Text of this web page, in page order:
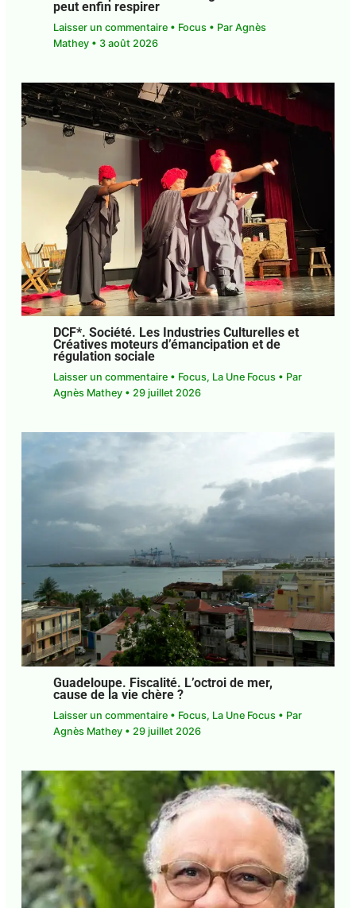
Guadeloupe. Justice. Rodrigue Solitude
peut enfin respirer
Laisser un commentaire •Focus• ParAgnès
Mathey •3 août 2026
DCF*. Société. Les Industries Culturelles
et Créatives moteurs d’émancipation et
de régulation sociale
Laisser un commentaire •Focus La Une Focus•
Par
Agnès Mathey 29 juillet 2026
Guadeloupe. Fiscalité. L’octroi de mer,
cause de la vie chère ?
Laisser un commentaire •Focus ,La Une Focus